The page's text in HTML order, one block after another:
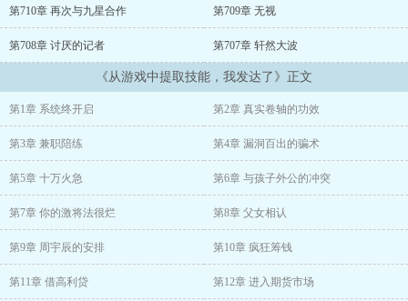
己搞芯片。
......
就在周宇辰准备大杀四方的时候，突然女神打来了求救电话，自己竟
然跟她有了一个女儿。
靠，这是要逼我做超级奶爸的节奏吗？
第710章 再次与九星合作 第709章 无视
第708章 讨厌的记者 第707章 轩然大波
《从游戏中提取技能，我发达了》正文
第1章 系统终开启 第2章 真实卷轴的功效
第3章 兼职陪练 第4章 漏洞百出的骗术
第5章 十万火急 第6章 与孩子外公的冲突
第7章 你的激将法很烂 第8章 父女相认
第9章 周宇辰的安排 第10章 疯狂筹钱
第11章 借高利贷 第12章 进入期货市场